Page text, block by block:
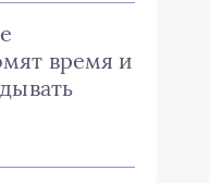
время и